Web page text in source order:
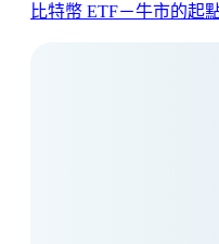
比特幣 ETF－牛市的起